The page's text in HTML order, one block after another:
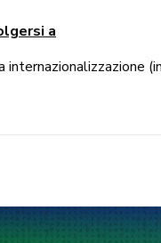
a
internazionalizzazione